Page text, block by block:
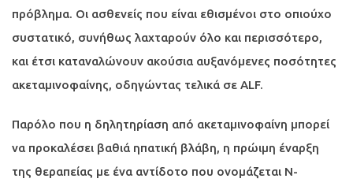
πρόβλημα. Οι ασθενείς που είναι εθισμένοι στο οπιούχο
συστατικό, συνήθως λαχταρούν όλο και περισσότερο,
και έτσι καταναλώνουν ακούσια αυξανόμενες ποσότητες
ακεταμινοφαίνης, οδηγώντας τελικά σε ALF.
Παρόλο που η δηλητηρίαση από ακεταμινοφαίνη μπορεί
να προκαλέσει βαθιά ηπατική βλάβη, η πρώιμη έναρξη
της θεραπείας με ένα αντίδοτο που ονομάζεται Ν-